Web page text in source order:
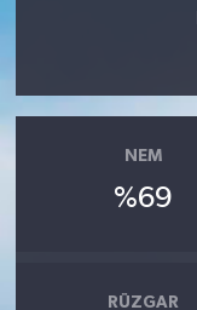
NEM
%69
RÜZGAR